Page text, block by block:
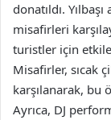
donatıldı.
misafirleri
turistler için
Misafirler, sıcak
karşılanarak, bu
Ayrıca, DJ